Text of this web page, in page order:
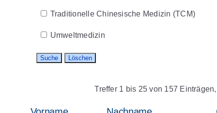
Traditionelle Chinesische Medizin (TCM)
Umweltmedizin
Treffer 1 bis 25 von 157